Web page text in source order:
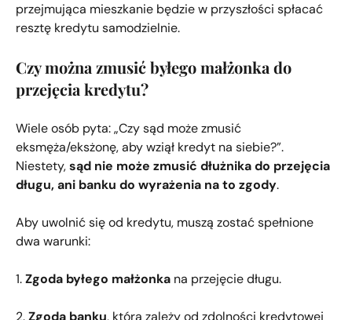
przejmująca mieszkanie będzie w przyszłości spłacać
resztę kredytu samodzielnie.
Czy można zmusić byłego małżonka do
przejęcia kredytu?
Wiele osób pyta: „Czy sąd może zmusić
eksmęża/eksżonę, aby wziął kredyt na siebie?”.
Niestety,sąd nie może zmusić dłużnika do przejęcia
długu, ani banku do wyrażenia na to zgody.
Aby uwolnić się od kredytu, muszą zostać spełnione
dwa warunki:
1.Zgoda byłego małżonka na przejęcie długu.
2.Zgoda banku, która zależy od zdolności kredytowej